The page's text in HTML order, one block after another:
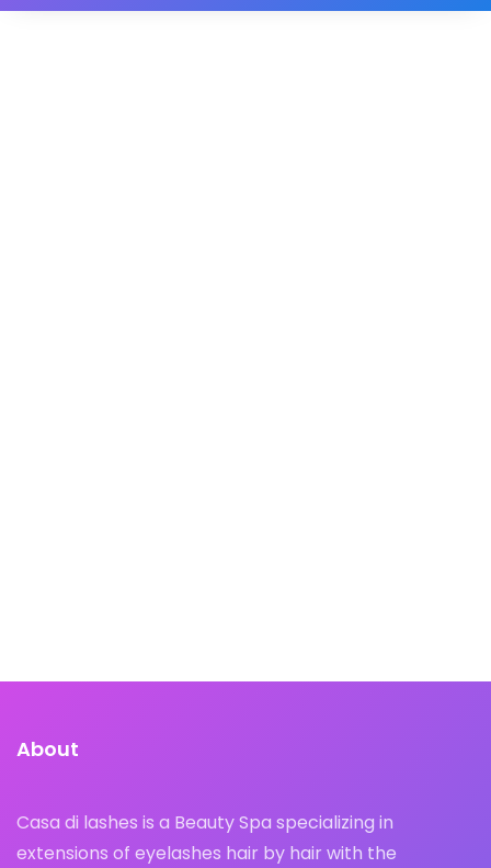
About
Casa di lashes is a Beauty Spa specializing in
extensions of eyelashes hair by hair with the